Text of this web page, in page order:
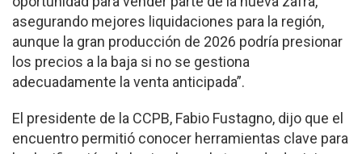
asegurando mejores liquidaciones para la región,
aunque la gran producción de 2026 podría presionar
los precios a la baja si no se gestiona
adecuadamente la venta anticipada”.
El presidente de la CCPB, Fabio Fustagno, dijo que el
encuentro permitió conocer herramientas clave para